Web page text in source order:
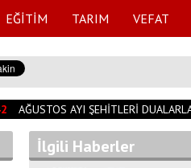
EĞİTİM TARIM VEFAT
AYI ŞEHİTLERİ DUALARLA
İlgili Haberler